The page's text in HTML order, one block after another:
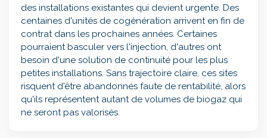
des installations existantes qui devient urgente. Des
centaines d'unités de cogénération arrivent en fin de
contrat dans les prochaines années. Certaines
pourraient basculer vers l'injection, d'autres ont
besoin d'une solution de continuité pour les plus
petites installations. Sans trajectoire claire, ces sites
risquent d'être abandonnés faute de rentabilité, alors
qu'ils représentent autant de volumes de biogaz qui
ne seront pas valorisés.